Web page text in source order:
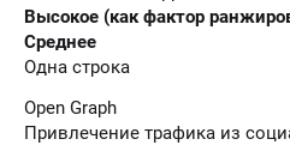
Высокое (как фактор
Среднее
Одна строка
Open Graph
Привлечение трафика из